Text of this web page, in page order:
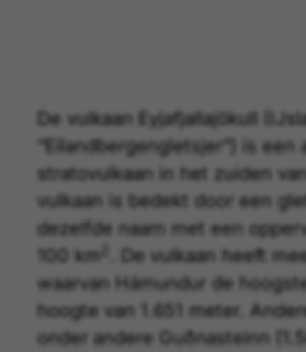
De vulkaan Eyjafjallajökull
“Eilandbergengletsjer”) is een
stratovulkaan in het zuiden
vulkaan is bedekt door een
dezelfde naam met een
100 km
. De vulkaan heeft
waarvan Hámundur de
hoogte van 1.651 meter.
onder andere Guðnasteinn